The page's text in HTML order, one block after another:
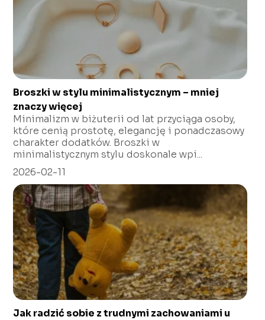
Broszki w stylu minimalistycznym – mniej
znaczy więcej
Minimalizm w biżuterii od lat przyciąga osoby,
które cenią prostotę, elegancję i ponadczasowy
charakter dodatków. Broszki w
minimalistycznym stylu doskonale wpi...
2026-02-11
Jak radzić sobie z trudnymi zachowaniami u